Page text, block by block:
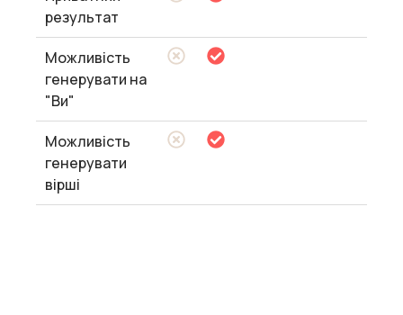
результат
Можливість
генерувати на
"Ви"
Можливість
генерувати
вірші